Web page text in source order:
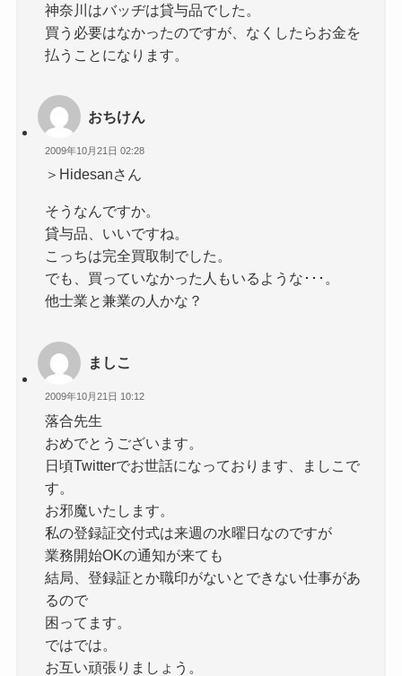
神奈川はバッヂは貸与品でした。
買う必要はなかったのですが、なくしたらお金を
払うことになります。
おちけん
2009年10月21日 02:28
＞Hidesanさん
そうなんですか。
貸与品、いいですね。
こっちは完全買取制でした。
でも、買っていなかった人もいるような･･･。
他士業と兼業の人かな？
ましこ
2009年10月21日 10:12
落合先生
おめでとうございます。
日頃Twitterでお世話になっております、ましこで
す。
お邪魔いたします。
私の登録証交付式は来週の水曜日なのですが
業務開始OKの通知が来ても
結局、登録証とか職印がないとできない仕事があ
るので
困ってます。
ではでは。
お互い頑張りましょう。